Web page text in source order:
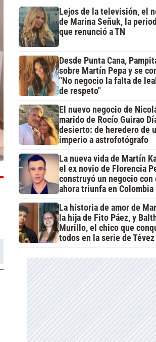
Lejos de la televisión, el
de Marina Señuk, la
que renunció a TN
Desde Punta Cana,
sobre Martín Pepa y se
"No negocio la falta de
de respeto"
El nuevo negocio de
marido de Rocío Guirao
desierto: de heredero de
imperio a astrofotógrafo
La nueva vida de Martín
el ex novio de Florencia
construyó un negocio con
ahora triunfa en Colombia
La historia de amor de
la hija de Fito Páez, y
Murillo, el chico que
todos en la serie de Tévez